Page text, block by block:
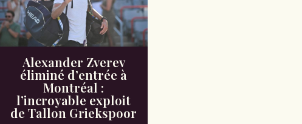
Alexander Zverev
éliminé d’entrée à
Montréal :
l’incroyable exploit
de Tallon Griekspoor